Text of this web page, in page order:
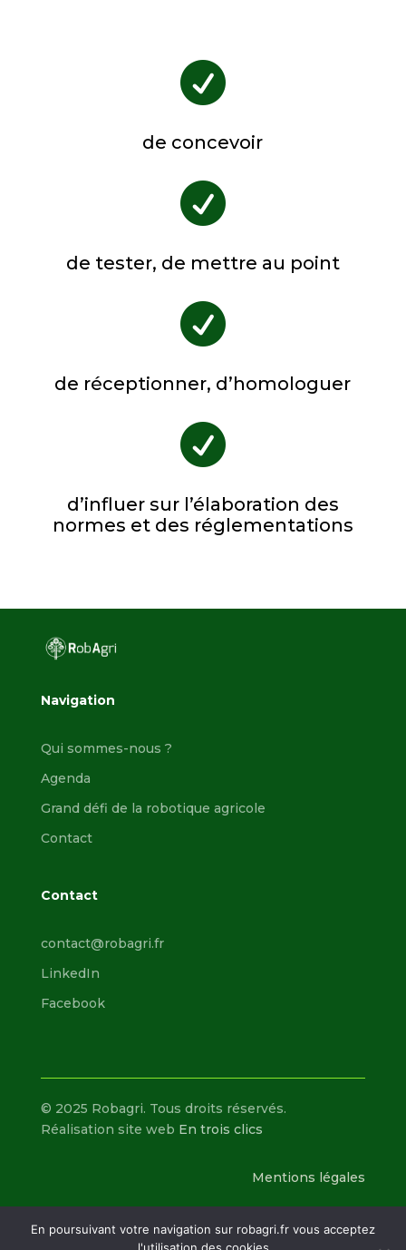

de concevoir

de tester, de mettre au point

de réceptionner, d’homologuer

d’influer sur l’élaboration des
normes et des réglementations
Navigation
Qui sommes-nous ?
Agenda
Grand défi de la robotique agricole
Contact
Contact
contact@robagri.fr
LinkedIn
Facebook
© 2025 Robagri. Tous droits réservés.
Réalisation site web En trois clics
Mentions légales
En poursuivant votre navigation sur robagri.fr vous acceptez